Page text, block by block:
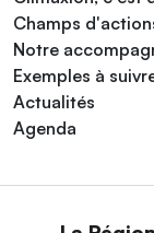
Champs
Notre
Exemples à
Actualités
Agenda